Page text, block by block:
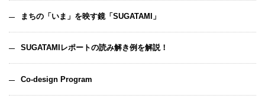
まちの「いま」を映す鏡「SUGATAMI」
SUGATAMIレポートの読み解き例を解説！
Co-design Program